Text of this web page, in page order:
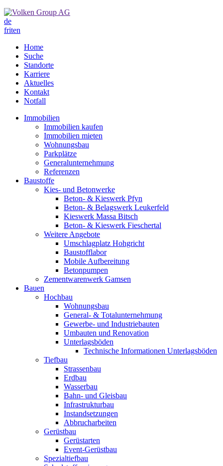
de
friten
Home
Suche
Standorte
Karriere
Aktuelles
Kontakt
Notfall
Immobilien
Immobilien kaufen
Immobilien mieten
Wohnungsbau
Parkplätze
Generalunternehmung
Referenzen
Baustoffe
Kies- und Betonwerke
Beton- & Kieswerk Pfyn
Beton- & Belagswerk Leukerfeld
Kieswerk Massa Bitsch
Beton- & Kieswerk Fieschertal
Weitere Angebote
Umschlagplatz Hohgricht
Baustofflabor
Mobile Aufbereitung
Betonpumpen
Zementwarenwerk Gamsen
Bauen
Hochbau
Wohnungsbau
General- & Totalunternehmung
Gewerbe- und Industriebauten
Umbauten und Renovation
Unterlagsböden
Technische Informationen Unterlagsböden
Tiefbau
Strassenbau
Erdbau
Wasserbau
Bahn- und Gleisbau
Infrastrukturbau
Instandsetzungen
Abbrucharbeiten
Gerüstbau
Gerüstarten
Event-Gerüstbau
Spezialtiefbau